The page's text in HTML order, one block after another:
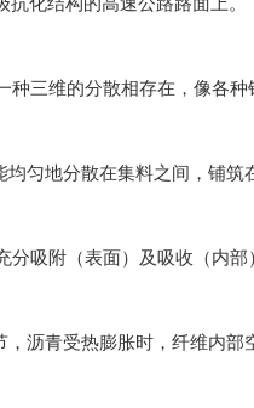
维的分散相存在，像各种
地分散在集料之间，铺筑
吸附（表面）及吸收（内部
沥青受热膨胀时，纤维内部